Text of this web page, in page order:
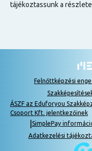
tájékoztassunk a
Felnőttképzési
ÁSZF az Eduforyou
Csoport Kft. jelentkezőinek
SimplePay
Adatkezelési